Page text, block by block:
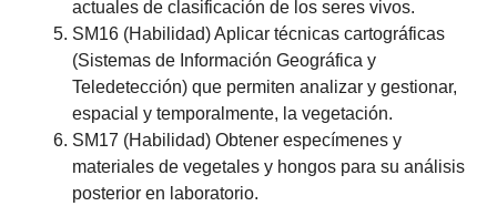
actuales de clasificación de los seres vivos.
SM16 (Habilidad) Aplicar técnicas cartográficas
(Sistemas de Información Geográfica y
Teledetección) que permiten analizar y gestionar,
espacial y temporalmente, la vegetación.
SM17 (Habilidad) Obtener especímenes y
materiales de vegetales y hongos para su análisis
posterior en laboratorio.